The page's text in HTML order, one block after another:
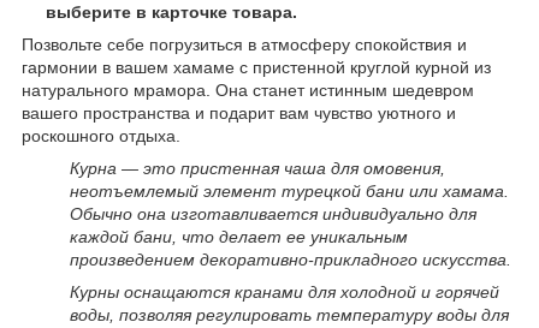
выберите в карточке товара.
Позвольте себе погрузиться в атмосферу спокойствия и
гармонии в вашем хамаме с пристенной круглой курной из
натурального мрамора. Она станет истинным шедевром
вашего пространства и подарит вам чувство уютного и
роскошного отдыха.
Курна — это пристенная чаша для омовения,
неотъемлемый элемент турецкой бани или хамама.
Обычно она изготавливается индивидуально для
каждой бани, что делает ее уникальным
произведением декоративно-прикладного искусства.
Курны оснащаются кранами для холодной и горячей
воды, позволяя регулировать температуру воды для